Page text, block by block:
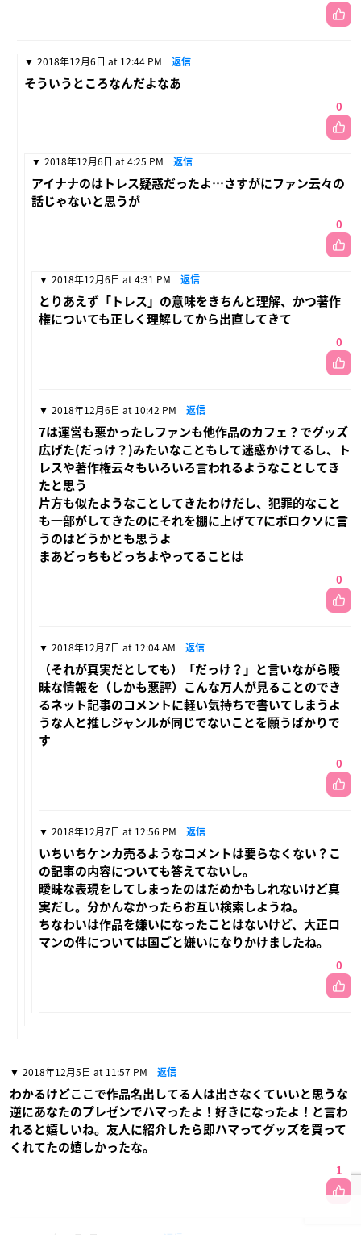
2018年12月6日 at 12:44 PM 返信
そういうところなんだよなあ
0
2018年12月6日 at 4:25 PM 返信
アイナナのはトレス疑惑だったよ…さすがにファン云々の
話じゃないと思うが
0
2018年12月6日 at 4:31 PM 返信
とりあえず「トレス」の意味をきちんと理解、かつ著作
権についても正しく理解してから出直してきて
0
2018年12月6日 at 10:42 PM 返信
7は運営も悪かったしファンも他作品のカフェ？でグッズ
広げた(だっけ？)みたいなこともして迷惑かけてるし、ト
レスや著作権云々もいろいろ言われるようなことしてき
たと思う
片方も似たようなことしてきたわけだし、犯罪的なこと
も一部がしてきたのにそれを棚に上げて7にボロクソに言
うのはどうかとも思うよ
まあどっちもどっちよやってることは
0
2018年12月7日 at 12:04 AM 返信
（それが真実だとしても）「だっけ？」と言いながら曖
昧な情報を（しかも悪評）こんな万人が見ることのでき
るネット記事のコメントに軽い気持ちで書いてしまうよ
うな人と推しジャンルが同じでないことを願うばかりで
す
0
2018年12月7日 at 12:56 PM 返信
いちいちケンカ売るようなコメントは要らなくない？こ
の記事の内容についても答えてないし。
曖昧な表現をしてしまったのはだめかもしれないけど真
実だし。分かんなかったらお互い検索しようね。
ちなわいは作品を嫌いになったことはないけど、大正ロ
マンの件については国ごと嫌いになりかけましたね。
0
2018年12月5日 at 11:57 PM 返信
わかるけどここで作品名出してる人は出さなくていいと思うな
逆にあなたのプレゼンでハマったよ！好きになったよ！と言わ
れると嬉しいね。友人に紹介したら即ハマってグッズを買って
くれてたの嬉しかったな。
1